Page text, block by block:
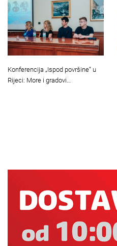
Konferencija „Ispod površine“ u
Rijeci: More i gradovi…